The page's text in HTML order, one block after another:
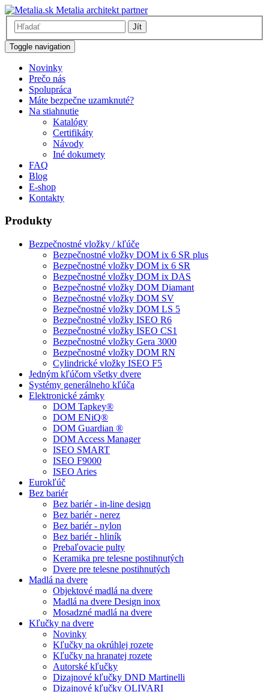
Metalia architekt partner
Jít
Toggle navigation
Novinky
Prečo nás
Spolupráca
Máte bezpečne uzamknuté?
Na stiahnutie
Katalógy
Certifikáty
Návody
Iné dokumety
FAQ
Blog
E-shop
Kontakty
Produkty
Bezpečnostné vložky / kľúče
Bezpečnostné vložky DOM ix 6 SR plus
Bezpečnostné vložky DOM ix 6 SR
Bezpečnostné vložky DOM ix DAS
Bezpečnostné vložky DOM Diamant
Bezpečnostné vložky DOM SV
Bezpečnostné vložky DOM LS 5
Bezpečnostné vložky ISEO R6
Bezpečnostné vložky ISEO CS1
Bezpečnostné vložky Gera 3000
Bezpečnostné vložky DOM RN
Cylindrické vložky ISEO F5
Jedným kľúčom všetky dvere
Systémy generálneho kľúča
Elektronické zámky
DOM Tapkey®
DOM ENiQ®
DOM Guardian ®
DOM Access Manager
ISEO SMART
ISEO F9000
ISEO Aries
Eurokľúč
Bez bariér
Bez bariér - in-line design
Bez bariér - nerez
Bez bariér - nylon
Bez bariér - hliník
Prebaľovacie pulty
Keramika pre telesne postihnutých
Dvere pre telesne postihnutých
Madlá na dvere
Objektové madlá na dvere
Madlá na dvere Design inox
Mosadzné madlá na dvere
Kľučky na dvere
Novinky
Kľučky na okrúhlej rozete
Kľučky na hranatej rozete
Autorské kľučky
Dizajnové kľučky DND Martinelli
Dizajnové kľučky OLIVARI